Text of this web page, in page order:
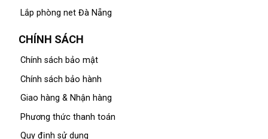
Lắp phòng net Đà Nẵng
CHÍNH SÁCH
Chính sách bảo mật
Chính sách bảo hành
Giao hàng & Nhận hàng
Phương thức thanh toán
Quy định sử dụng